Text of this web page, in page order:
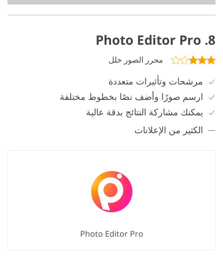
8. Photo Editor Pro
محرر الصور خلل
مرشحات وتأثيرات متعددة
ارسم صورًا وأضف نصًا بخطوط مختلفة
يمكنك مشاركة النتائج بدقة عالية
الكثير من الإعلانات
Photo Editor Pro